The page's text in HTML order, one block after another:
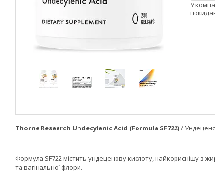
У
Thorne Research Undecylenic Acid (Formula SF722)/
Формула SF722 містить ундеценову кислоту, найкориснішу з
та вагінальної флори.